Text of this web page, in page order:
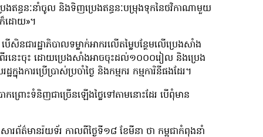
ងឥន្ធនៈនាំចូល និងទិញប្រេងឥន្ធនៈបម្រុងទុកនៃថវិកាណាមួយ
ក៏ដោយ»។
ជារដ្ឋាភិបាលទម្លាក់អាករលើតម្លៃបន្ថែមលើប្រេងសាំង
ងពីរនេះចុះ ដោយប្រេងសាំងអាចចុះដល់១០០០រៀល និងប្រេង
រប្រើប្រាស់ប្រចាំថ្ងៃ និងកម្មករ កម្មការិនីផងដែរ។
ោះទំនិញជាច្រើនឡើងថ្លៃទៅតាមនោះដែរ បើពុំមាន
ារព័ត៌មានរ៉យទ័រ កាលពីថ្ងៃទី១៨ ខែមីនា ថា កម្ពុជាកំពុងនាំ